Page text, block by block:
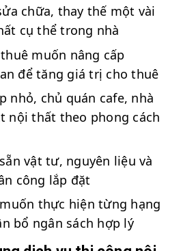
chữa, thay thế một vài
cụ thể trong nhà
muốn nâng cấp
để tăng giá trị cho thuê
nhỏ, chủ quán cafe, nhà
nội thất theo phong cách
vật tư, nguyên liệu và
công lắp đặt
thực hiện từng hạng
bổ ngân sách hợp lý